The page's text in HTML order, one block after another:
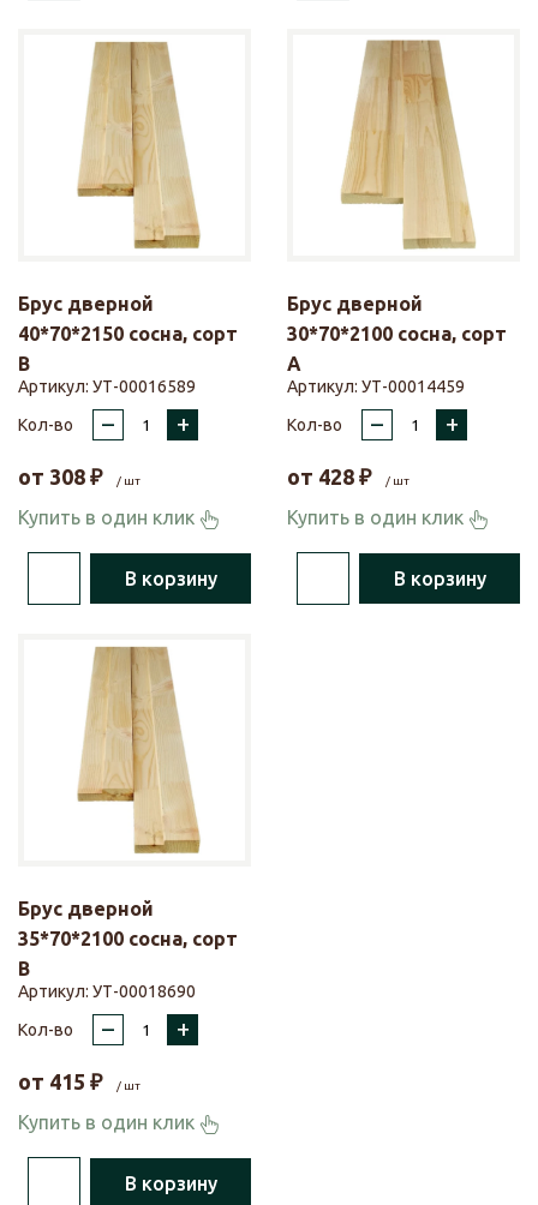
Брус дверной
40*70*2150 сосна, сорт
В
Артикул: УТ-00016589
Кол-во
– +
от 308 ₽ / шт
Купить в один клик
В корзину
Брус дверной
30*70*2100 сосна, сорт
А
Артикул: УТ-00014459
Кол-во
– +
от 428 ₽ / шт
Купить в один клик
В корзину
Брус дверной
35*70*2100 сосна, сорт
В
Артикул: УТ-00018690
Кол-во
– +
от 415 ₽ / шт
Купить в один клик
В корзину